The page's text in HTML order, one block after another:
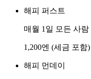
해피 퍼스트
매월 1일 모든 사람
1,200엔 (세금 포함)
해피 먼데이